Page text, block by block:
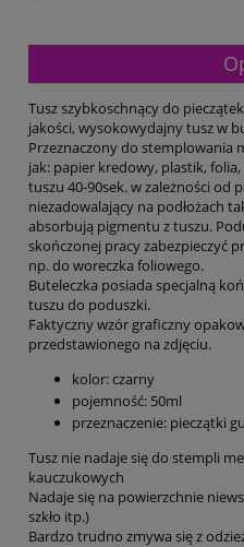
Tusz szybkoschnący do
jakości, wysokowydajny tusz w
Przeznaczony do stemplowania
jak: papier kredowy, plastik, folia,
tuszu 40-90sek. w zależności od
niezadowalający na podłożach
absorbują pigmentu z tuszu.
skończonej pracy zabezpieczyć
np. do woreczka foliowego.
Buteleczka posiada specjalną
tuszu do poduszki.
Faktyczny wzór graficzny
przedstawionego na zdjęciu.
kolor: czarny
pojemność: 50ml
przeznaczenie: pieczątki
Tusz nie nadaje się do stempli
kauczukowych
Nadaje się na powierzchnie
szkło itp.)
Bardzo trudno zmywa się z